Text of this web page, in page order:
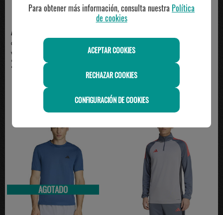
ADIDAS
camiseta técnica hombre adidas,
verde
23.00€
camiseta adidas manga corta
algodón técnico, ma...
AGOTADO
Para obtener más información, consulta nuestra Política
de cookies
ACEPTAR COOKIES
RECHAZAR COOKIES
CONFIGURACIÓN DE COOKIES